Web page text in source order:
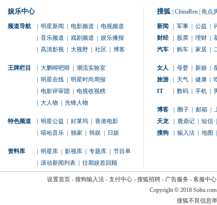
娱乐中心
频道导航 明星新闻 电影频道
电视频道
音乐频道 戏剧频道
娱乐播报
高清影视 大视野 社区 博客
王牌栏目 大鹏嘚吧嘚
潮流实验室
明星在线
明星时尚周报
电影评审团
电视收视榜
大人物 先锋人物
特色频道 明星公益 好莱坞
香港电影
嘻哈音乐 独家 韩娱 日娱
资料库 明星库 影视库 专题库
节目单
滚动新闻列表 往期娱首回顾
搜狐 ChinaRen 焦点
新闻 军事 公益
财经
股票 理财
汽车
购车 家居
女人 母婴 新娘
旅游
天气 健康
IT
数码 手机
博客 圈子 邮箱
天龙
鹿鼎记 短信
搜狗
输入法 地图
设置首页- 搜狗输入法- 支付中心- 搜狐招聘- 广告服务 - 客服中心
Copyright © 2018
搜狐不良信息